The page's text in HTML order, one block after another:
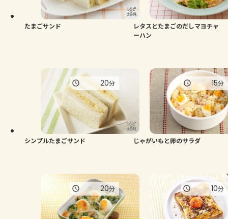
たまごサンド
レタスとたまごのだしマヨチャ
ーハン
シンプルたまごサンド
20分
じゃがいもと卵のサラダ
15分
20分 10分